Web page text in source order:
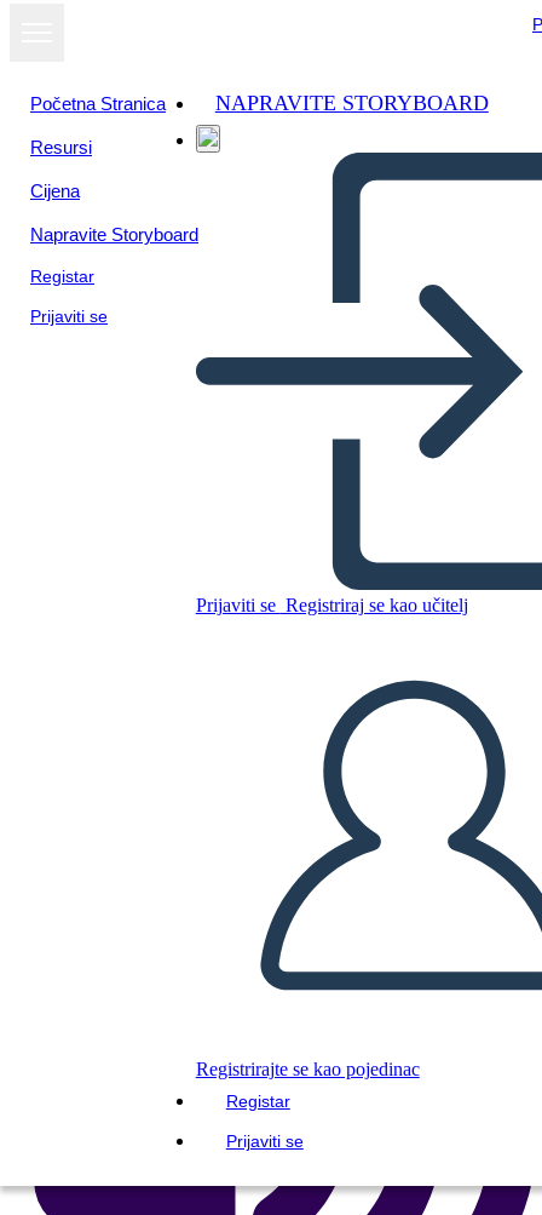
Početna Stranica
Resursi
Cijena
Napravite Storyboard
Registar
Prijaviti se
NAPRAVITE STORYBOARD
Prijaviti se Registriraj se kao učitelj
Registrirajte se kao pojedinac
Registar
Prijaviti se
13 Colonias Comparan el
Contraste
Kopirajte ovaj Storyboard
IZRADITE PLOČU SCENARIJA
REPRODUCIRAJ DIJAPROJEKCIJU
ČITAJ MI